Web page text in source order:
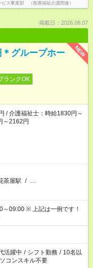
ス事業部 （医療福祉介護関連）
掲載日：2026.08.07
NEW
グループホー
ランクOK
/ 介護福祉士：時給1830円～
～2162円
茶屋駅 / …
一例です！
活躍中 / シフト勤務 / 10名以
コンスキル不要